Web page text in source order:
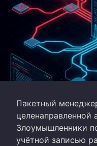
Пакетный
целенаправленной
Злоумышленники
учётной записью